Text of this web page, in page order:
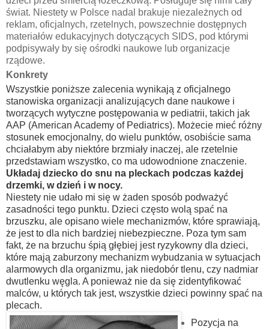
świat. Niestety w Polsce nadal brakuje niezależnych od
reklam, oficjalnych, rzetelnych, powszechnie dostępnych
materiałów edukacyjnych dotyczących SIDS, pod którymi
podpisywały by się ośrodki naukowe lub organizacje
rządowe.
Konkrety
Wszystkie poniższe zalecenia wynikają z oficjalnego
stanowiska organizacji analizujących dane naukowe i
tworzących wytyczne postępowania w pediatrii, takich jak
AAP (American Academy of Pediatrics). Możecie mieć różny
stosunek emocjonalny, do wielu punktów, osobiście sama
chciałabym aby niektóre brzmiały inaczej, ale rzetelnie
przedstawiam wszystko, co ma udowodnione znaczenie.
Układaj dziecko do snu na pleckach podczas każdej
drzemki, w dzień i w nocy.
Niestety nie udało mi się w żaden sposób podważyć
zasadności tego punktu. Dzieci często wolą spać na
brzuszku, ale opisano wiele mechanizmów, które sprawiają,
że jest to dla nich bardziej niebezpieczne. Poza tym sam
fakt, że na brzuchu śpią głębiej jest ryzykowny dla dzieci,
które mają zaburzony mechanizm wybudzania w sytuacjach
alarmowych dla organizmu, jak niedobór tlenu, czy nadmiar
dwutlenku węgla. A ponieważ nie da się zidentyfikować
malców, u których tak jest, wszystkie dzieci powinny spać na
plecach.
Pozycja na